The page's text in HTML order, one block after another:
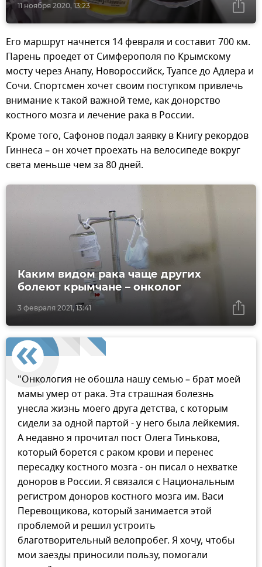
11 ноября 2020, 13:23
Его маршрут начнется 14 февраля и составит 700 км.
Парень проедет от Симферополя по Крымскому
мосту через Анапу, Новороссийск, Туапсе до Адлера и
Сочи. Спортсмен хочет своим поступком привлечь
внимание к такой важной теме, как донорство
костного мозга и лечение рака в России.
Кроме того, Сафонов подал заявку в Книгу рекордов
Гиннеса – он хочет проехать на велосипеде вокруг
света меньше чем за 80 дней.
3 февраля 2021, 13:41
Каким видом рака чаще других
болеют крымчане – онколог
"Онкология не обошла нашу семью – брат моей
мамы умер от рака. Эта страшная болезнь
унесла жизнь моего друга детства, с которым
сидели за одной партой - у него была лейкемия.
А недавно я прочитал пост Олега Тинькова,
который борется с раком крови и перенес
пересадку костного мозга - он писал о нехватке
доноров в России. Я связался с Национальным
регистром доноров костного мозга им. Васи
Перевощикова, который занимается этой
проблемой и решил устроить
благотворительный велопробег. Я хочу, чтобы
мои заезды приносили пользу, помогали